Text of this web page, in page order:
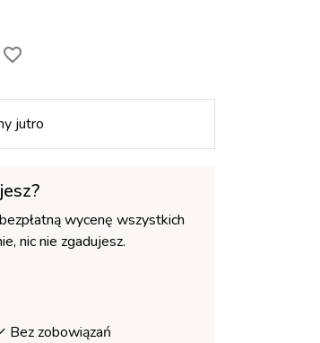
favorite_border
jutro
wycenę wszystkich
nic nie zgadujesz.
zobowiązań